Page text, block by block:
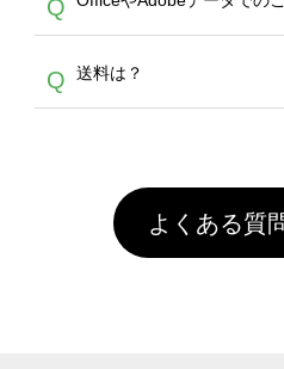
ント＝1円として
トは発送完了の翌
からご利用頂けま
年間です。【会員
文回数により会員
頂いても、ログイ
クにカウントがさ
意点（前処理剤）
ワイト、トートバ
といって、プリン
を塗布しており、
害な性質で、水洗
お手数ですが、お
していただけます
通常注文・直送機
Q
A
ません。いずれの
像
Q 送料は？
引」などによるお
場合は送料がかか
い。
よくある質